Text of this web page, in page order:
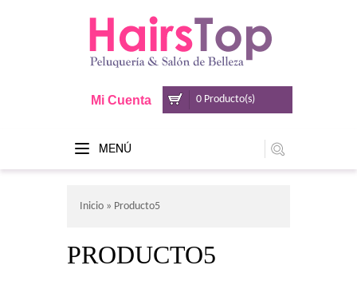
0 Producto(s)
Mi Cuenta
MENÚ
Inicio » Producto5
PRODUCTO5